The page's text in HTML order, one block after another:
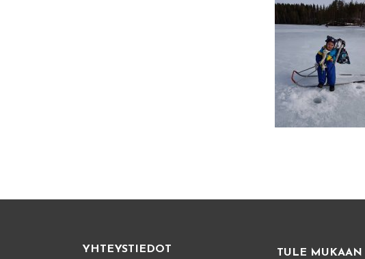
YHTEYSTIEDOT TULE MUKAAN